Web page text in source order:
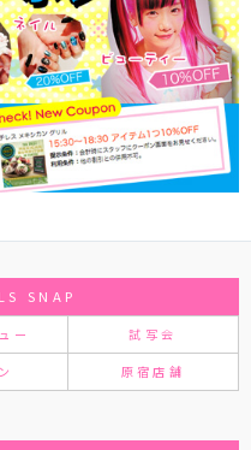
SNAP
ー 試写会
原宿店舗